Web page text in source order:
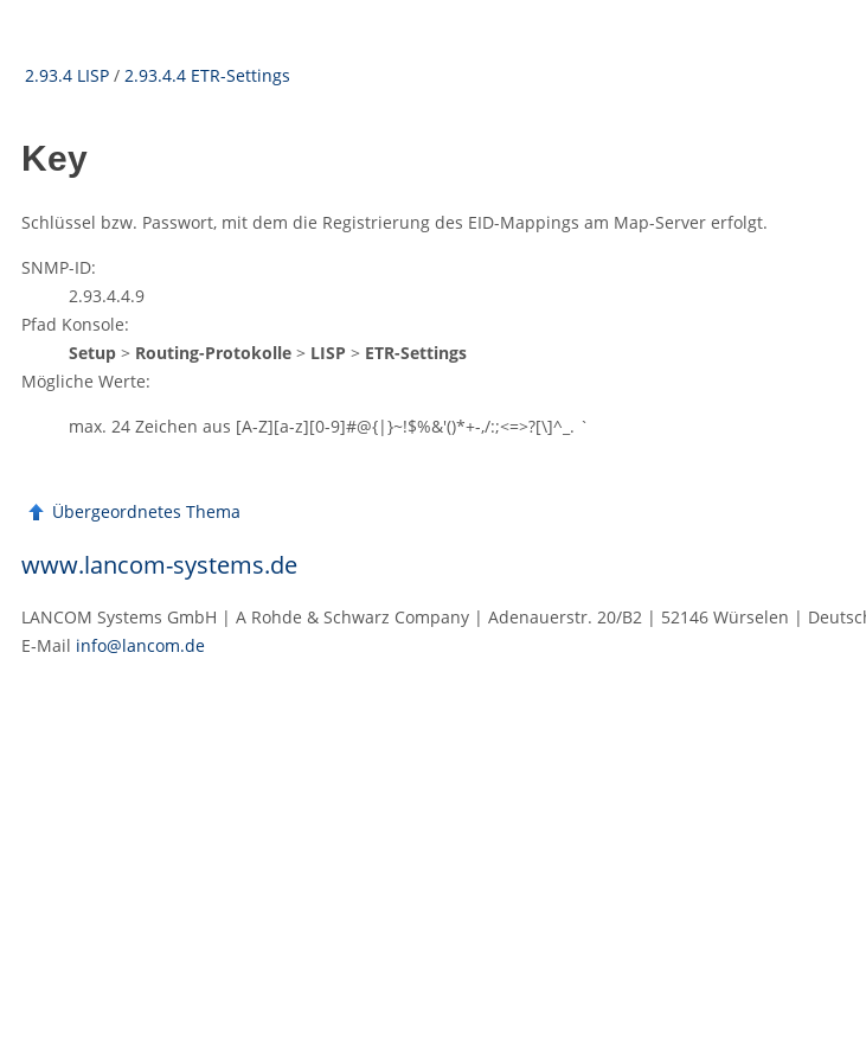
2.93.4 LISP / 2.93.4.4 ETR-Settings
Key
Schlüssel bzw. Passwort, mit dem die Registrierung des EID-Mappings am Map-Server erfolgt.
SNMP-ID:
2.93.4.4.9
Pfad Konsole:
Setup > Routing-Protokolle > LISP > ETR-Settings
Mögliche Werte:
max. 24 Zeichen aus [A-Z][a-z][0-9]#@{|}~!$%&'()*+-,/:;<=>?[\]^_. `
Übergeordnetes Thema
www.lancom-systems.de
LANCOM Systems GmbH | A Rohde & Schwarz Company | Adenauerstr. 20/B2 | 52146 Würselen |
E‑Mail info@lancom.de